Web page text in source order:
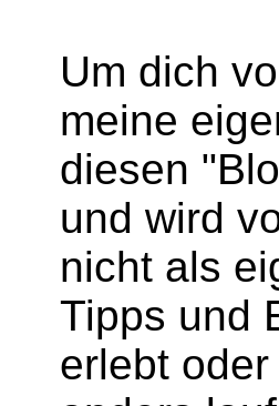
Um dich
meine
diesen
und wird
nicht als
Tipps und
erlebt